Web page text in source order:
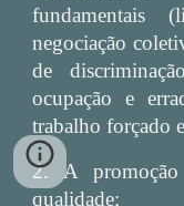
fundamentais
negociação
de
ocupação e
trabalho forçado
2. A
qualidade;